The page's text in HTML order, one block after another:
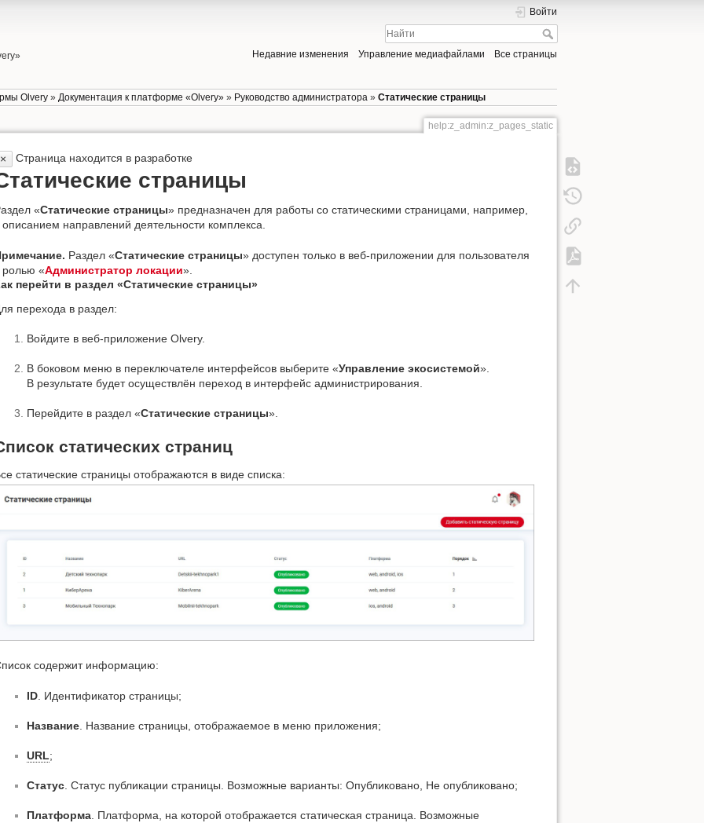
Войти
Недавние изменения Управление медиафайлами Все страницы
Olvery »Документация к платформе «Olvery» » Руководство администратора »Статические страницы
help:z_admin:z_pages_static
× Страница находится в разработке
страницы
«Статические страницы» предназначен для работы со статическими страницами, например,
описанием направлений деятельности комплекса.
Раздел «Статические страницы» доступен только в веб-приложении для пользователя
ролью «Администратор локации».
перейти в раздел «Статические страницы»
перехода в раздел:
Войдите в веб-приложение Olvery.
В боковом меню в переключателе интерфейсов выберите «Управление экосистемой».
В результате будет осуществлён переход в интерфейс администрирования.
Перейдите в раздел «Статические страницы».
статических страниц
статические страницы отображаются в виде списка:
содержит информацию:
ID . Идентификатор страницы;
Название . Название страницы, отображаемое в меню приложения;
URL;
Статус . Статус публикации страницы. Возможные варианты: Опубликовано, Не опубликовано;
Платформа . Платформа, на которой отображается статическая страница. Возможные